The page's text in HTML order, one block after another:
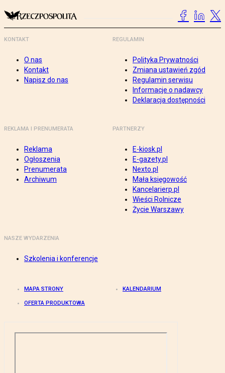
KONTAKT
O nas
Kontakt
Napisz do nas
REGULAMIN
Polityka Prywatności
Zmiana ustawień zgód
Regulamin serwisu
Informacje o nadawcy
Deklaracja dostępności
REKLAMA I PRENUMERATA
Reklama
Ogłoszenia
Prenumerata
Archiwum
PARTNERZY
E-kiosk.pl
E-gazety.pl
Nexto.pl
Mała księgowość
Kancelarierp.pl
Wieści Rolnicze
Życie Warszawy
NASZE WYDARZENIA
Szkolenia i konferencje
MAPA STRONY KALENDARIUM
OFERTA PRODUKTOWA